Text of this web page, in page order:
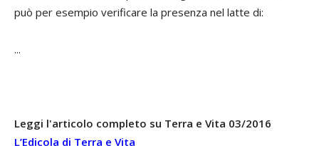
può per esempio verificare la presenza nel latte di:
...
Leggi l'articolo completo su Terra e Vita 03/2016
L’Edicola di Terra e Vita